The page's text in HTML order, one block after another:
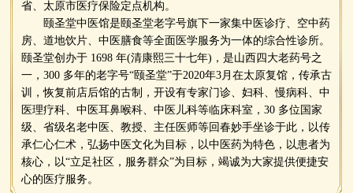
省、太原市医疗保险定点机构。
颐圣堂中医馆是颐圣堂老字号旗下一家集中医诊疗、空中药
房、道地饮片、中医膳食等全面医学服务为一体的综合性诊所。
颐圣堂创办于 1698 年(清康熙三十七年)，是山西四大老药号之
一，300 多年的老字号“颐圣堂”于2020年3月在太原复馆，传承古
训，恢复前店后馆的古制，开设有专家门诊、妇科、慢病科、中
医理疗科、中医耳鼻喉科、中医儿科等临床科室，30 多位国家
级、省级名老中医、教授、主任医师等回春妙手坐诊于此，以传
承仁心仁术，弘扬中医文化为目标，以中医药为特色，以患者为
核心，以“立足社区，服务群众”为目标，竭诚为大家提供便捷安
心的医疗服务。